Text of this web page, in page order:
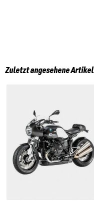
Zuletzt angesehene Artikel